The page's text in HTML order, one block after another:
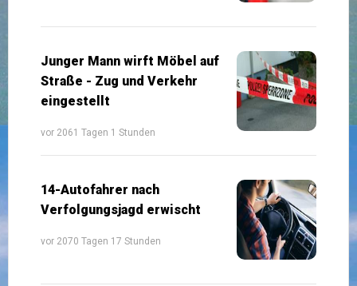
Junger Mann wirft Möbel auf
Straße - Zug und Verkehr
eingestellt
vor 2061 Tagen 1 Stunden
14-Autofahrer nach
Verfolgungsjagd erwischt
vor 2070 Tagen 17 Stunden